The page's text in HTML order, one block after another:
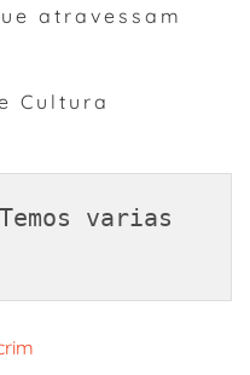
atravessam
Cultura
varias